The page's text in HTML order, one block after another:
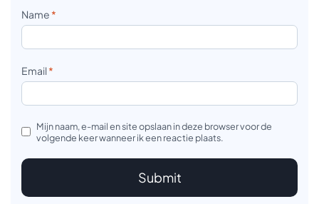
Name*
Email*
Mijn naam, e-mail en site opslaan in deze browser voor de
volgende keer wanneer ik een reactie plaats.